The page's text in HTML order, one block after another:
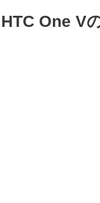
HTC One V